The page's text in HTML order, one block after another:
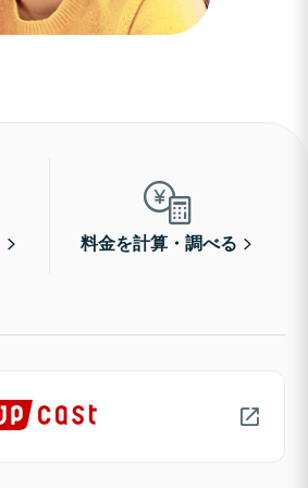
料金を計算・調べる